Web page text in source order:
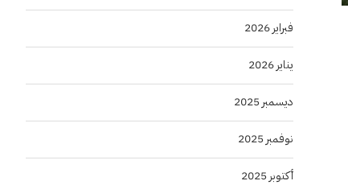
فبراير 2026
يناير 2026
ديسمبر 2025
نوفمبر 2025
أكتوبر 2025